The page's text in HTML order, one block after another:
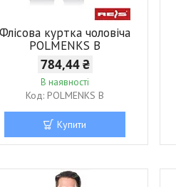
Флісова куртка чоловіча
POLMENKS B
784,44 ₴
В наявності
POLMENKS B
Купити